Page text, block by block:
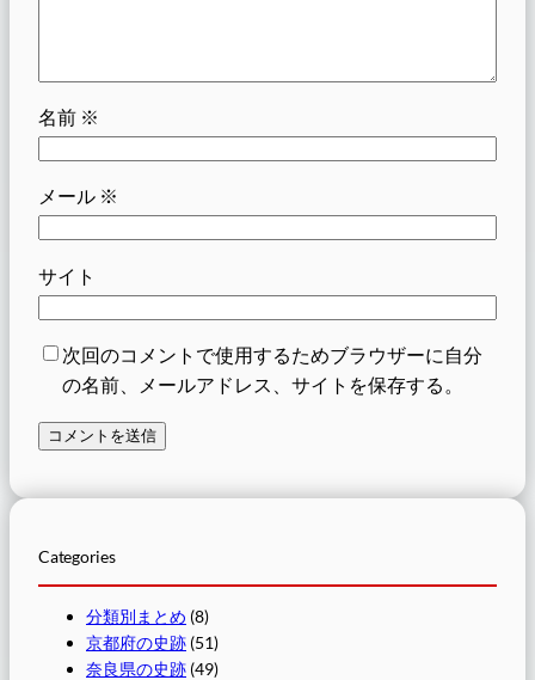
名前 ※
メール ※
サイト
次回のコメントで使用するためブラウザーに自分
の名前、メールアドレス、サイトを保存する。
Categories
分類別まとめ (8)
京都府の史跡 (51)
奈良県の史跡 (49)